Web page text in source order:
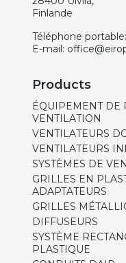
Finlande
Téléphone portable:
E-mail:
Products
ÉQUIPEMENT DE
VENTILATION
VENTILATEURS
VENTILATEURS
SYSTÈMES DE
GRILLES EN
ADAPTATEURS
GRILLES
DIFFUSEURS
SYSTÈME
PLASTIQUE